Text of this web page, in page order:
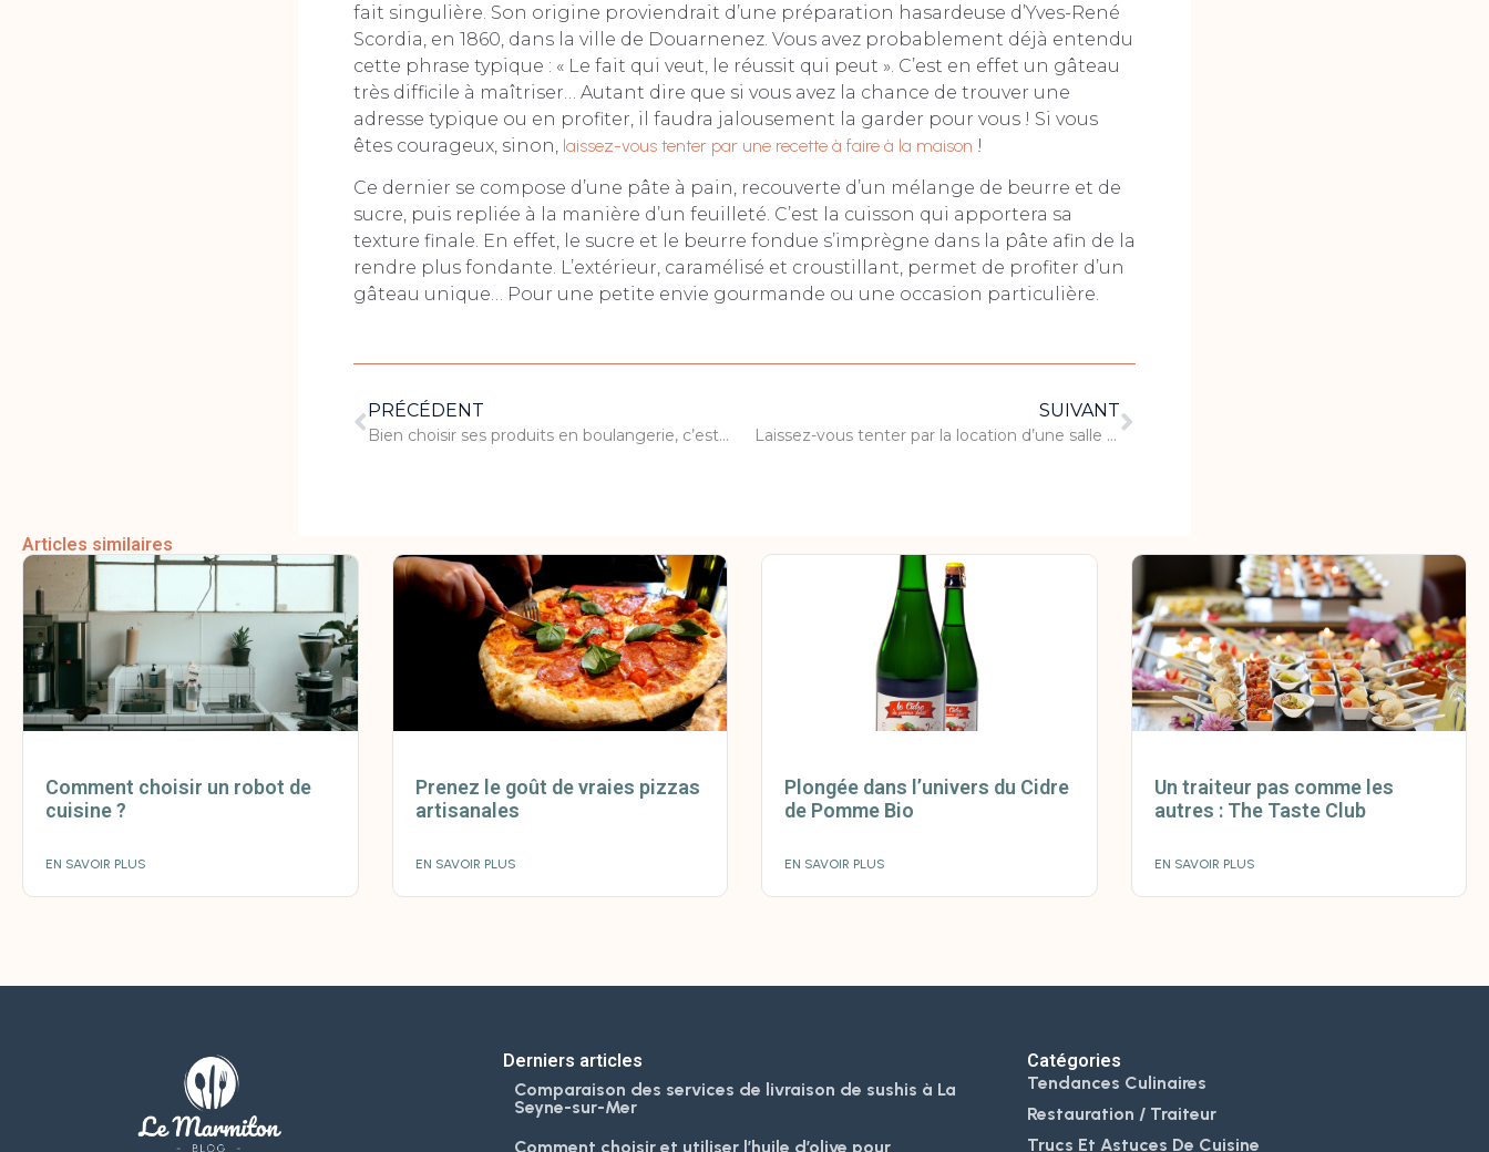
fait singulière. Son origine proviendrait d’une préparation hasardeuse d’Yves-René
Scordia, en 1860, dans la ville de Douarnenez. Vous avez probablement déjà entendu
cette phrase typique : « Le fait qui veut, le réussit qui peut ». C’est en effet un gâteau
très difficile à maîtriser… Autant dire que si vous avez la chance de trouver une
adresse typique ou en profiter, il faudra jalousement la garder pour vous ! Si vous
êtes courageux, sinon, laissez-vous tenter par une recette à faire à la maison !
Ce dernier se compose d’une pâte à pain, recouverte d’un mélange de beurre et de
sucre, puis repliée à la manière d’un feuilleté. C’est la cuisson qui apportera sa
texture finale. En effet, le sucre et le beurre fondue s’imprègne dans la pâte afin de la
rendre plus fondante. L’extérieur, caramélisé et croustillant, permet de profiter d’un
gâteau unique… Pour une petite envie gourmande ou une occasion particulière.
PRÉCÉDENT
Bien choisir ses produits en boulangerie, c’est tout un art
SUIVANT
Laissez-vous tenter par la location d’une salle pour votre événement
Articles similaires
Comment choisir un robot de
cuisine ?
EN SAVOIR PLUS
Prenez le goût de vraies pizzas
artisanales
EN SAVOIR PLUS
Plongée dans l’univers du Cidre
de Pomme Bio
EN SAVOIR PLUS
Un traiteur pas comme les
autres : The Taste Club
EN SAVOIR PLUS
Derniers articles
Comparaison des services de livraison de sushis à La
Seyne-sur-Mer
Comment choisir et utiliser l’huile d’olive pour
Catégories
Tendances Culinaires
Restauration / Traiteur
Trucs Et Astuces De Cuisine